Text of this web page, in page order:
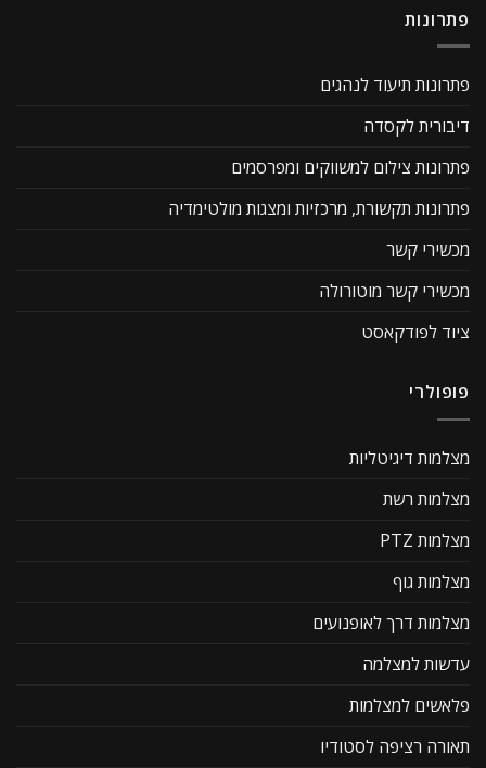
פתרונות
פתרונות תיעוד לנהגים
דיבורית לקסדה
פתרונות צילום למשווקים ומפרסמים
פתרונות תקשורת, מרכזיות ומצגות מולטימדיה
מכשירי קשר
מכשירי קשר מוטורולה
ציוד לפודקאסט
פופולרי
מצלמות דיגיטליות
מצלמות רשת
מצלמות PTZ
מצלמות גוף
מצלמות דרך לאופנועים
עדשות למצלמה
פלאשים למצלמות
תאורה רציפה לסטודיו